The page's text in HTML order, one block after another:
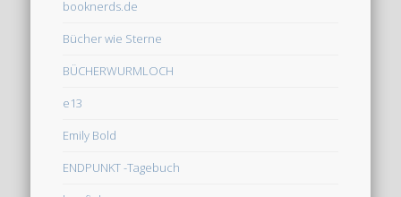
booknerds.de
Bücher wie Sterne
BÜCHERWURMLOCH
e13
Emily Bold
ENDPUNKT -Tagebuch